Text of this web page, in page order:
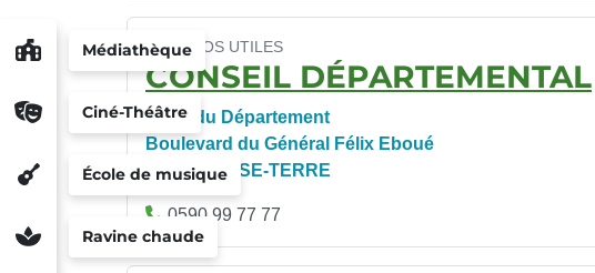
Médiathèque
Ciné-Théâtre
École de musique
Ravine chaude
NUMÉROS UTILES
CONSEIL DÉPARTEMENTAL
Hôtel du Département
Boulevard du Général Félix Eboué
97109 BASSE-TERRE
0590 99 77 77